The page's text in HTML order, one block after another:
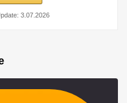
3.07.2026